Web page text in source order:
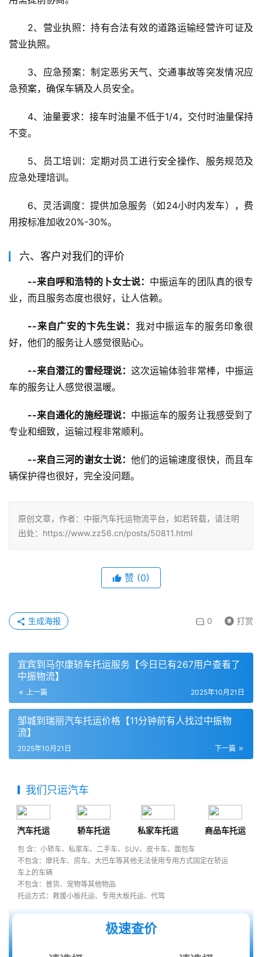
2、营业执照：持有合法有效的道路运输经营许可证及
营业执照。
3、应急预案：制定恶劣天气、交通事故等突发情况应
急预案，确保车辆及人员安全。
4、油量要求：接车时油量不低于1/4，交付时油量保持
不变。
5、员工培训：定期对员工进行安全操作、服务规范及
应急处理培训。
6、灵活调度：提供加急服务（如24小时内发车），费
用按标准加收20%-30%。
六、客户对我们的评价
--来自呼和浩特的卜女士说： 中振运车的团队真的很专
业，而且服务态度也很好，让人信赖。
--来自广安的卞先生说： 我对中振运车的服务印象很
好，他们的服务让人感觉很贴心。
--来自潜江的雷经理说： 这次运输体验非常棒，中振运
车的服务让人感觉很温暖。
--来自通化的施经理说： 中振运车的服务让我感受到了
专业和细致，运输过程非常顺利。
--来自三河的谢女士说： 他们的运输速度很快，而且车
辆保护得也很好，完全没问题。
原创文章，作者：中振汽车托运物流平台，如若转载，请注明
出处：https://www.zz56.cn/posts/50811.html
赞 (0)
0 打赏
生成海报
宜宾到马尔康轿车托运服务【今日已有267用户查看了
中振物流】
上一篇 2025年10月21日
邹城到瑞丽汽车托运价格【11分钟前有人找过中振物
流】
下一篇
2025年10月21日
我们只运汽车
汽车托运 轿车托运 私家车托运 商品车托运
包 含：小轿车、私家车、二手车、SUV、皮卡车、面包车
不包含：摩托车、房车、大巴车等其他无法使用专用方式固定在轿运
车上的车辆
不包含：普货、宠物等其他物品
托运方式：救援小板托运、专用大板托运、代驾
极速查价